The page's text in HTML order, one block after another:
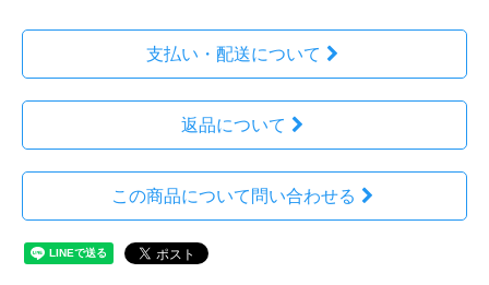
支払い・配送について
返品について
この商品について問い合わせる